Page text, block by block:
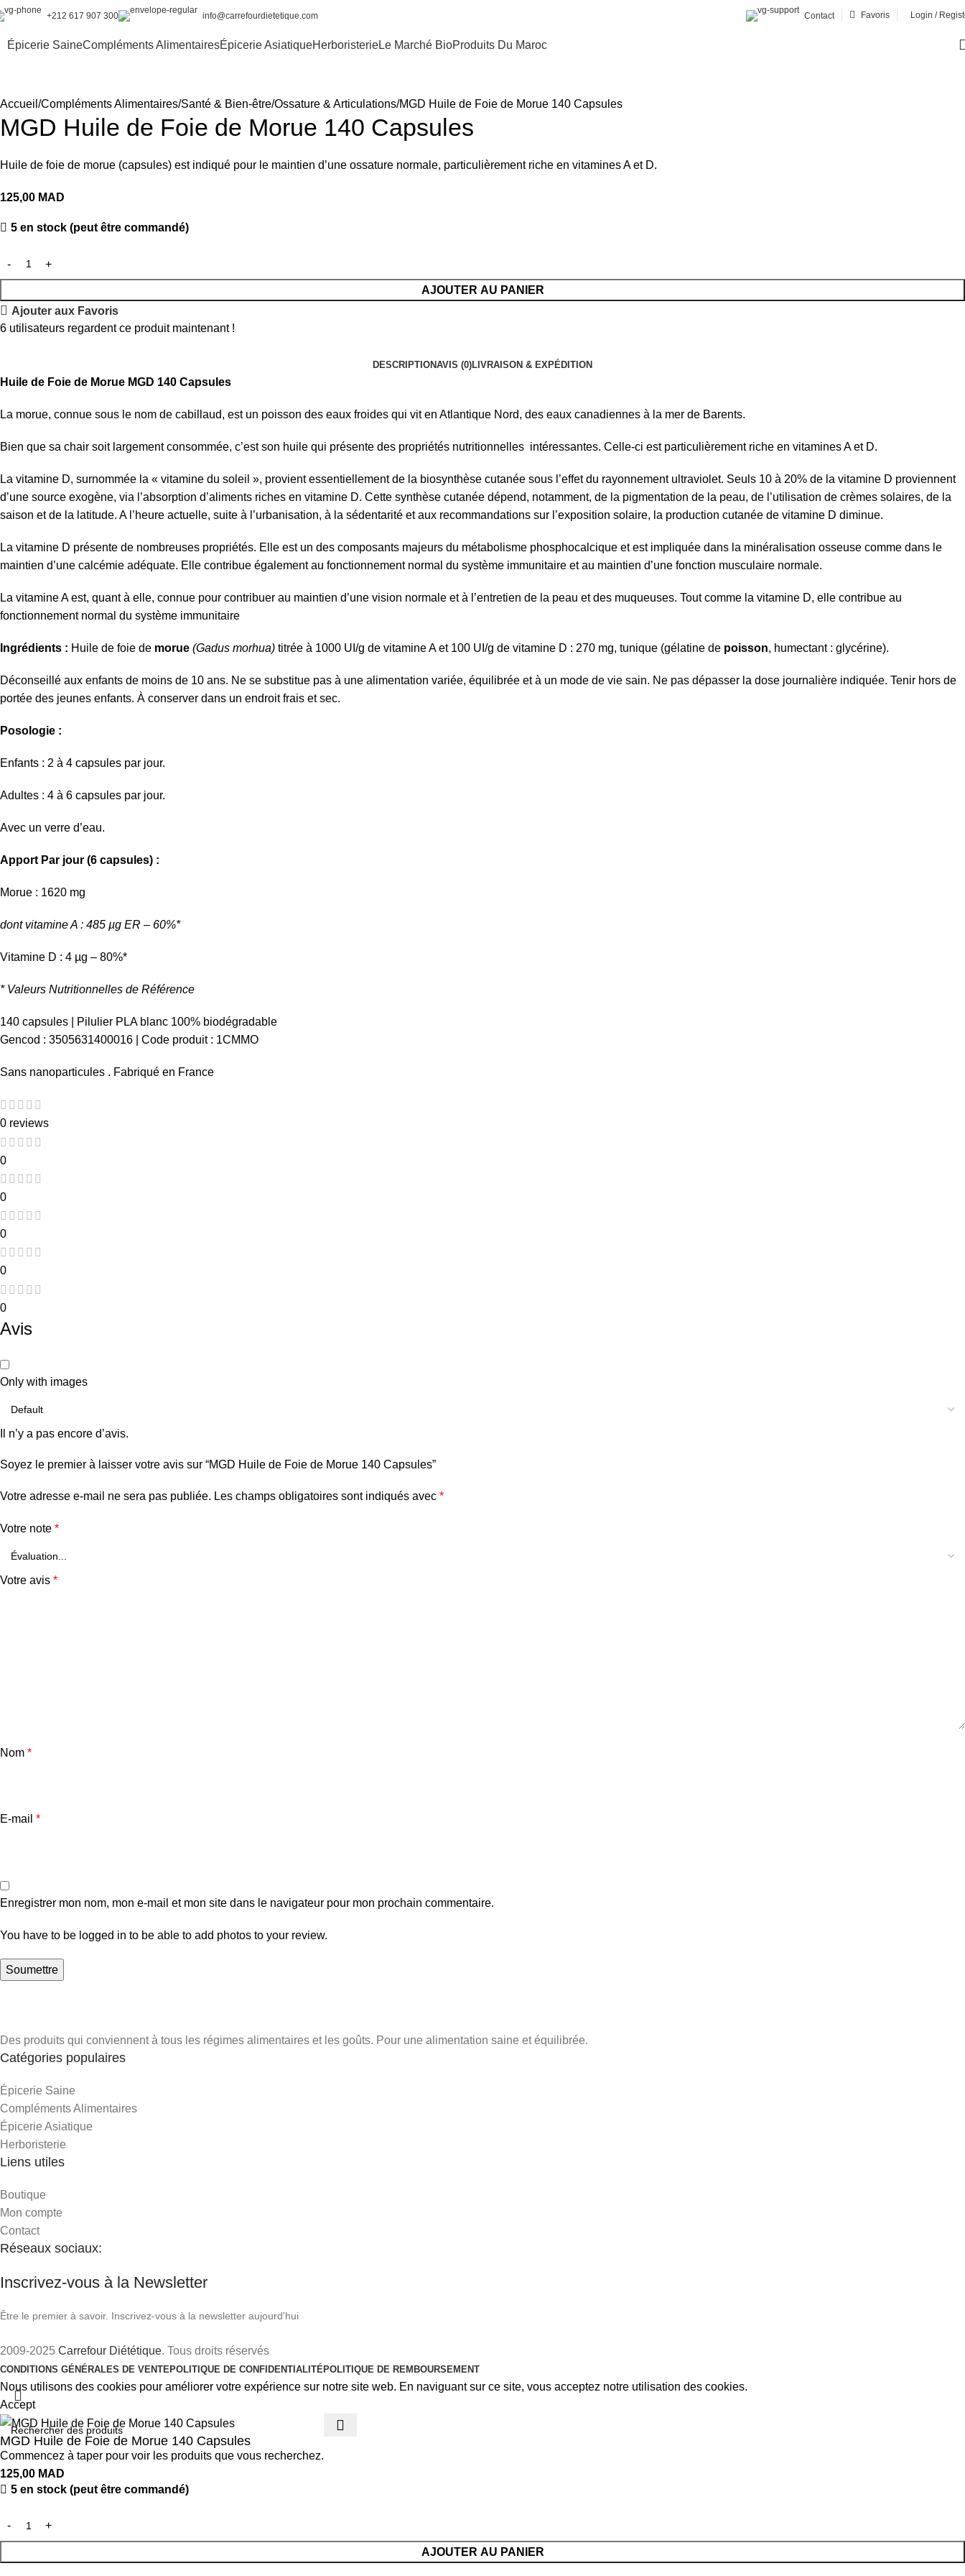
+212 617 907 300 info@carrefourdietetique.com Contact Favoris Login /
Épicerie SaineCompléments AlimentairesÉpicerie AsiatiqueHerboristerieLe Marché BioProduits Du Maroc
Accueil Compléments Alimentaires Santé & Bien-être Ossature & Articulations MGD Huile de Foie de Morue 140 Capsules
MGD Huile de Foie de Morue 140 Capsules
Huile de foie de morue (capsules) est indiqué pour le maintien d’une ossature normale, particulièrement riche en vitamines A et D.
125,00 MAD
5 en stock (peut être commandé)
AJOUTER AU PANIER
Ajouter aux Favoris
6 utilisateurs regardent ce produit maintenant !
DESCRIPTIONAVIS (0)LIVRAISON & EXPÉDITION
Huile de Foie de Morue MGD 140 Capsules
La morue, connue sous le nom de cabillaud, est un poisson des eaux froides qui vit en Atlantique Nord, des eaux canadiennes à la mer de Barents.
Bien que sa chair soit largement consommée, c’est son huile qui présente des propriétés nutritionnelles intéressantes. Celle-ci est particulièrement riche en vitamines A et D.
La vitamine D, surnommée la « vitamine du soleil », provient essentiellement de la biosynthèse cutanée sous l’effet du rayonnement ultraviolet. Seuls 10 à 20% de la vitamine D proviennent
d’une source exogène, via l’absorption d’aliments riches en vitamine D. Cette synthèse cutanée dépend, notamment, de la pigmentation de la peau, de l’utilisation de crèmes solaires, de la
saison et de la latitude. A l’heure actuelle, suite à l’urbanisation, à la sédentarité et aux recommandations sur l’exposition solaire, la production cutanée de vitamine D diminue.
La vitamine D présente de nombreuses propriétés. Elle est un des composants majeurs du métabolisme phosphocalcique et est impliquée dans la minéralisation osseuse comme dans le
maintien d’une calcémie adéquate. Elle contribue également au fonctionnement normal du système immunitaire et au maintien d’une fonction musculaire normale.
La vitamine A est, quant à elle, connue pour contribuer au maintien d’une vision normale et à l’entretien de la peau et des muqueuses. Tout comme la vitamine D, elle contribue au
fonctionnement normal du système immunitaire
Ingrédients : Huile de foie de morue (Gadus morhua) titrée à 1000 UI/g de vitamine A et 100 UI/g de vitamine D : 270 mg, tunique (gélatine de poisson, humectant : glycérine).
Déconseillé aux enfants de moins de 10 ans. Ne se substitue pas à une alimentation variée, équilibrée et à un mode de vie sain. Ne pas dépasser la dose journalière indiquée. Tenir hors de
portée des jeunes enfants. À conserver dans un endroit frais et sec.
Posologie :
Enfants : 2 à 4 capsules par jour.
Adultes : 4 à 6 capsules par jour.
Avec un verre d’eau.
Apport Par jour (6 capsules) :
Morue : 1620 mg
dont vitamine A : 485 µg ER – 60%*
Vitamine D : 4 µg – 80%*
* Valeurs Nutritionnelles de Référence
140 capsules | Pilulier PLA blanc 100% biodégradable
Gencod : 3505631400016 | Code produit : 1CMMO
Sans nanoparticules . Fabriqué en France
0 reviews
0
0
0
0
0
Avis
Only with images
Il n’y a pas encore d’avis.
Soyez le premier à laisser votre avis sur “MGD Huile de Foie de Morue 140 Capsules”
Votre adresse e-mail ne sera pas publiée. Les champs obligatoires sont indiqués avec *
Votre note *
Votre avis *
Nom *
E-mail *
Enregistrer mon nom, mon e-mail et mon site dans le navigateur pour mon prochain commentaire.
You have to be logged in to be able to add photos to your review.
Des produits qui conviennent à tous les régimes alimentaires et les goûts. Pour une alimentation saine et équilibrée.
Catégories populaires
Épicerie Saine
Compléments Alimentaires
Épicerie Asiatique
Herboristerie
Liens utiles
Boutique
Mon compte
Contact
Réseaux sociaux:
Inscrivez-vous à la Newsletter
Être le premier à savoir. Inscrivez-vous à la newsletter aujourd'hui
2009-2025 Carrefour Diététique. Tous droits réservés
CONDITIONS GÉNÉRALES DE VENTEPOLITIQUE DE CONFIDENTIALITÉPOLITIQUE DE REMBOURSEMENT
Commencez à taper pour voir les produits que vous recherchez.
Nous utilisons des cookies pour améliorer votre expérience sur notre site web. En naviguant sur ce site, vous acceptez notre utilisation des cookies.
Accept
MGD Huile de Foie de Morue 140 Capsules
125,00 MAD
5 en stock (peut être commandé)
AJOUTER AU PANIER